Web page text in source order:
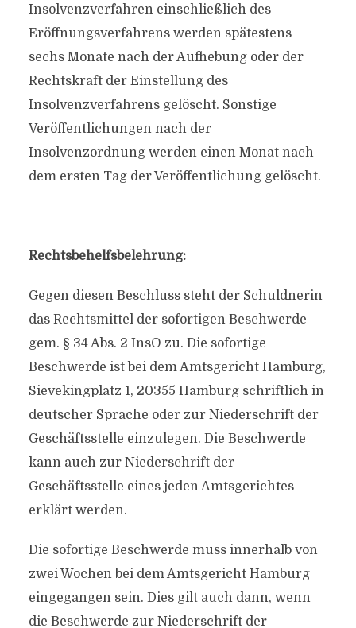
Insolvenzverfahren einschließlich des
Eröffnungsverfahrens werden spätestens
sechs Monate nach der Aufhebung oder der
Rechtskraft der Einstellung des
Insolvenzverfahrens gelöscht. Sonstige
Veröffentlichungen nach der
Insolvenzordnung werden einen Monat nach
dem ersten Tag der Veröffentlichung gelöscht.
Rechtsbehelfsbelehrung:
Gegen diesen Beschluss steht der Schuldnerin
das Rechtsmittel der sofortigen Beschwerde
gem. § 34 Abs. 2 InsO zu. Die sofortige
Beschwerde ist bei dem Amtsgericht Hamburg,
Sievekingplatz 1, 20355 Hamburg schriftlich in
deutscher Sprache oder zur Niederschrift der
Geschäftsstelle einzulegen. Die Beschwerde
kann auch zur Niederschrift der
Geschäftsstelle eines jeden Amtsgerichtes
erklärt werden.
Die sofortige Beschwerde muss innerhalb von
zwei Wochen bei dem Amtsgericht Hamburg
eingegangen sein. Dies gilt auch dann, wenn
die Beschwerde zur Niederschrift der